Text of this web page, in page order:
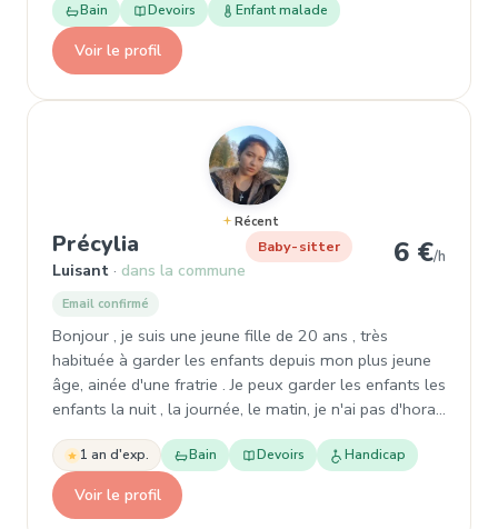
Bain Devoirs Enfant malade
Voir le profil
Récent
Précylia , Garde d'enfant à Luisant
Luisant dans la commune
Baby-sitter 6 €/h
Email confirmé
Bonjour , je suis une jeune fille de 20 ans , très
habituée à garder les enfants depuis mon plus jeune
âge, ainée d'une fratrie . Je peux garder les enfants les
enfants la nuit , la journée, le matin, je n'ai pas d'hora…
1 an d'exp. Bain Devoirs Handicap
Voir le profil